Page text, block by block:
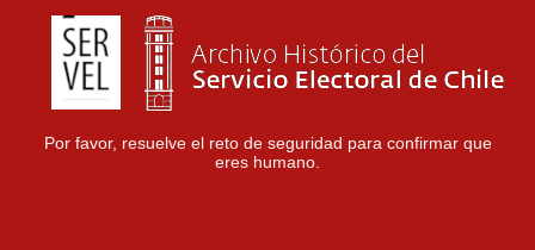
Por favor, resuelve el reto de seguridad para confirmar que
eres humano.